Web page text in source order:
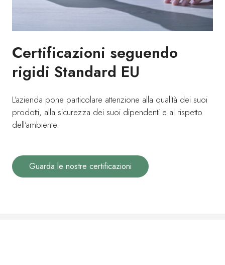
Certificazioni seguendo
rigidi Standard EU
L’azienda pone particolare attenzione alla qualità dei suoi
prodotti, alla sicurezza dei suoi dipendenti e al rispetto
dell’ambiente.
Guarda le nostre certificazioni